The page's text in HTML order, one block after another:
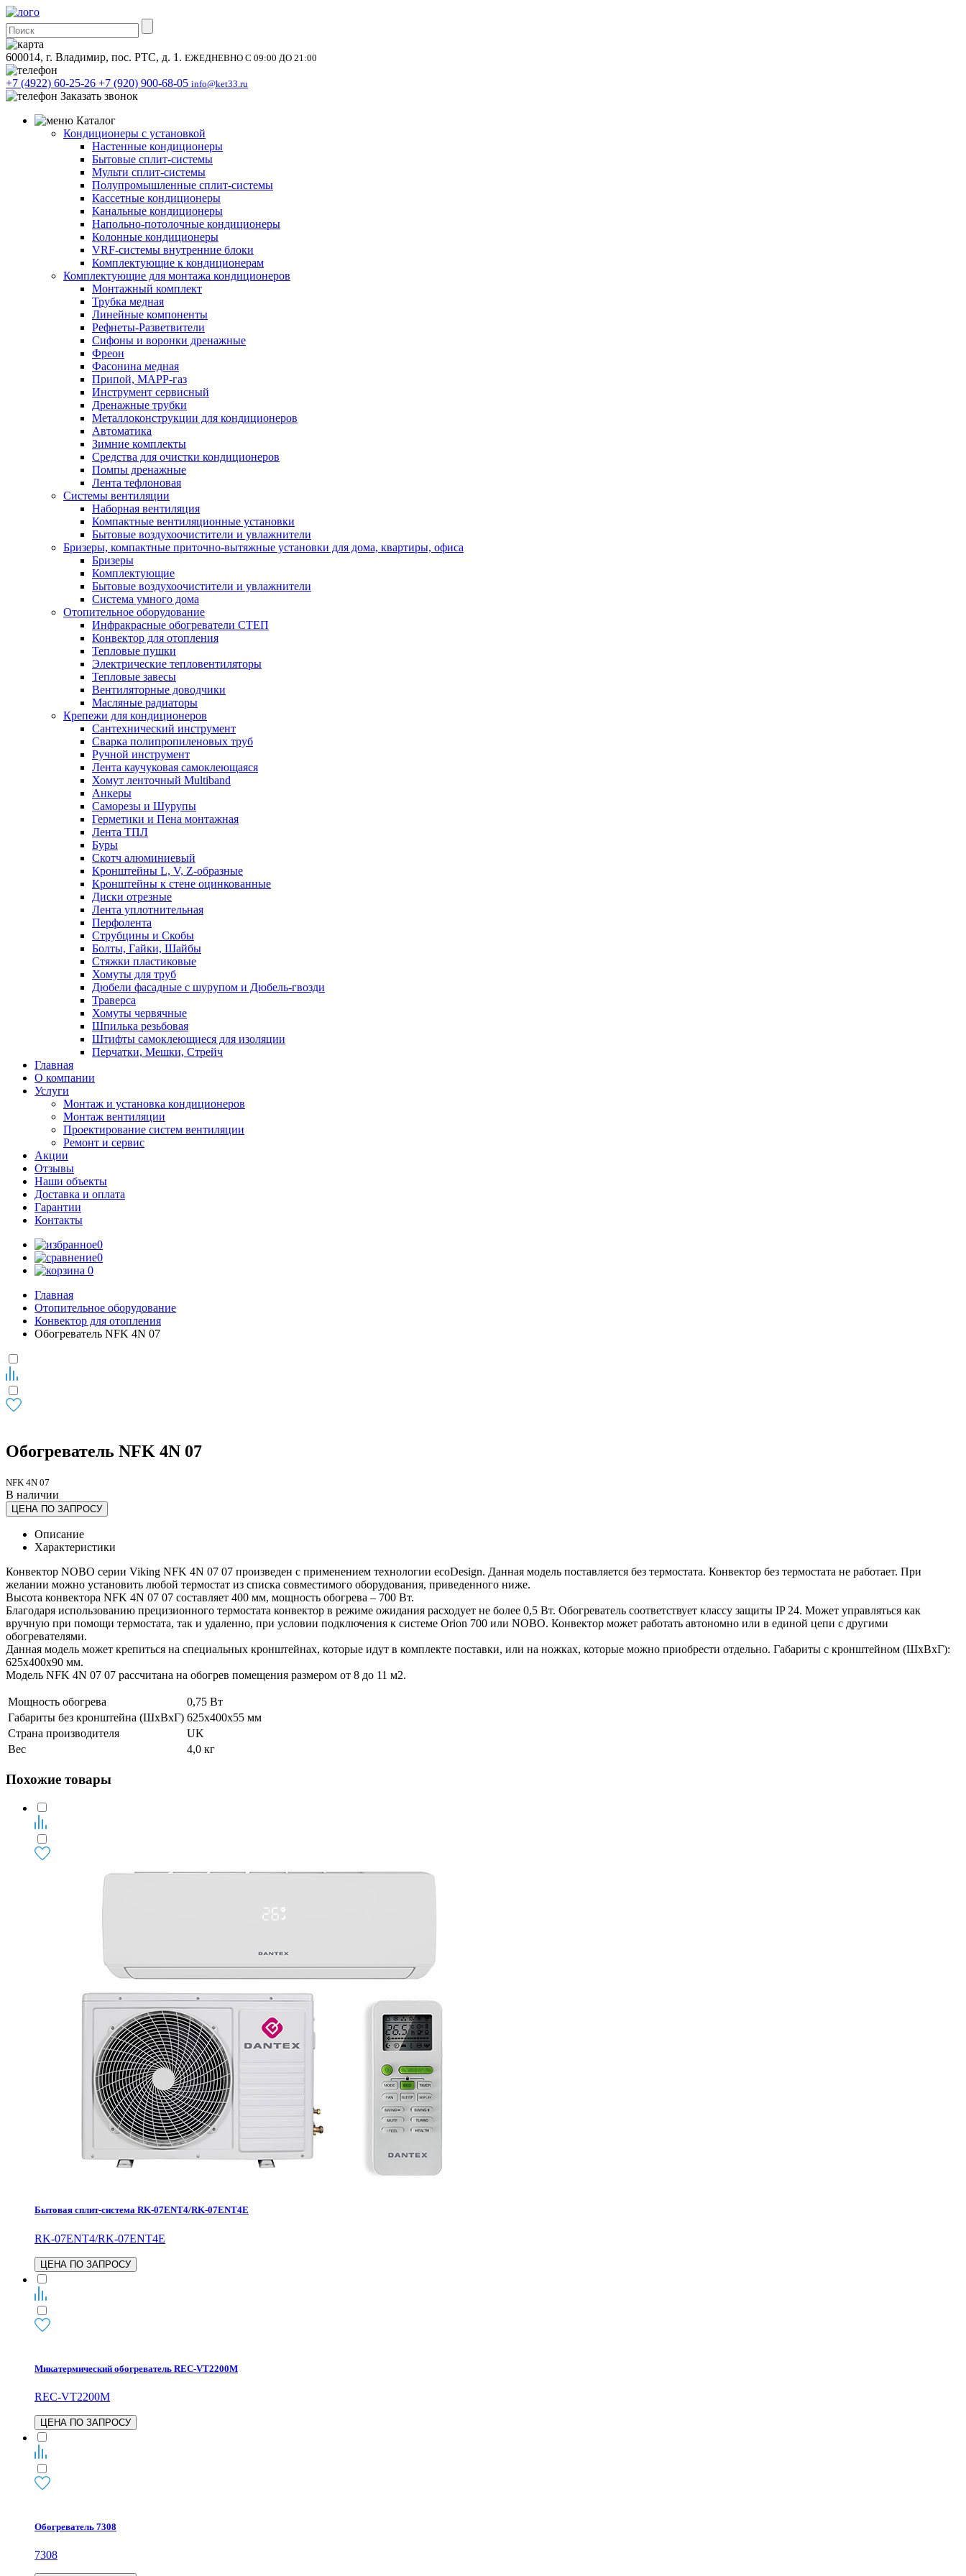
600014, г. Владимир, пос. РТС, д. 1. ЕЖЕДНЕВНО С 09:00 ДО 21:00
+7 (4922) 60-25-26 +7 (920) 900-68-05 info@ket33.ru
Заказать звонок
Каталог
Кондиционеры с установкой
Настенные кондиционеры
Бытовые сплит-системы
Мульти сплит-системы
Полупромышленные сплит-системы
Кассетные кондиционеры
Канальные кондиционеры
Напольно-потолочные кондиционеры
Колонные кондиционеры
VRF-системы внутренние блоки
Комплектующие к кондиционерам
Комплектующие для монтажа кондиционеров
Монтажный комплект
Трубка медная
Линейные компоненты
Рефнеты-Разветвители
Сифоны и воронки дренажные
Фреон
Фасонина медная
Припой, МАРР-газ
Инструмент сервисный
Дренажные трубки
Металлоконструкции для кондиционеров
Автоматика
Зимние комплекты
Средства для очистки кондиционеров
Помпы дренажные
Лента тефлоновая
Системы вентиляции
Наборная вентиляция
Компактные вентиляционные установки
Бытовые воздухоочистители и увлажнители
Бризеры, компактные приточно-вытяжные установки для дома, квартиры, офиса
Бризеры
Комплектующие
Бытовые воздухоочистители и увлажнители
Система умного дома
Отопительное оборудование
Инфракрасные обогреватели СТЕП
Конвектор для отопления
Тепловые пушки
Электрические тепловентиляторы
Тепловые завесы
Вентиляторные доводчики
Масляные радиаторы
Крепежи для кондиционеров
Сантехнический инструмент
Сварка полипропиленовых труб
Ручной инструмент
Лента каучуковая самоклеющаяся
Хомут ленточный Multiband
Анкеры
Саморезы и Шурупы
Герметики и Пена монтажная
Лента ТПЛ
Буры
Скотч алюминиевый
Кронштейны L, V, Z-образные
Кронштейны к стене оцинкованные
Диски отрезные
Лента уплотнительная
Перфолента
Струбцины и Скобы
Болты, Гайки, Шайбы
Стяжки пластиковые
Хомуты для труб
Дюбели фасадные с шурупом и Дюбель-гвозди
Траверса
Хомуты червячные
Шпилька резьбовая
Штифты самоклеющиеся для изоляции
Перчатки, Мешки, Стрейч
Главная
О компании
Услуги
Монтаж и установка кондиционеров
Монтаж вентиляции
Проектирование систем вентиляции
Ремонт и сервис
Акции
Отзывы
Наши объекты
Доставка и оплата
Гарантии
Контакты
0
0
0
Главная
Отопительное оборудование
Конвектор для отопления
Обогреватель NFK 4N 07
Обогреватель NFK 4N 07
NFK 4N 07
В наличии
ЦЕНА ПО ЗАПРОСУ
Описание
Характеристики
Конвектор NOBO серии Viking NFK 4N 07 07 произведен с применением технологии ecoDesign. Данная модель поставляется без термостата. Конвектор без термостата не работает. При
желании можно установить любой термостат из списка совместимого оборудования, приведенного ниже.
Высота конвектора NFK 4N 07 07 составляет 400 мм, мощность обогрева – 700 Вт.
Благодаря использованию прецизионного термостата конвектор в режиме ожидания расходует не более 0,5 Вт. Обогреватель соответствует классу защиты IP 24. Может управляться как
вручную при помощи термостата, так и удаленно, при условии подключения к системе Orion 700 или NOBO. Конвектор может работать автономно или в единой цепи с другими
обогревателями.
Данная модель может крепиться на специальных кронштейнах, которые идут в комплекте поставки, или на ножках, которые можно приобрести отдельно. Габариты с кронштейном (ШxВxГ):
625x400x90 мм.
Модель NFK 4N 07 07 рассчитана на обогрев помещения размером от 8 до 11 м2.
Мощность обогрева
0,75 Вт
Габариты без кронштейна (ШxВxГ) 625x400x55 мм
Страна производителя
UK
Вес
4,0 кг
Похожие товары
Бытовая сплит-система RK-07ENT4/RK-07ENT4E
RK-07ENT4/RK-07ENT4E
ЦЕНА ПО ЗАПРОСУ
Микатермический обогреватель REC-VT2200M
REC-VT2200M
ЦЕНА ПО ЗАПРОСУ
Обогреватель 7308
7308